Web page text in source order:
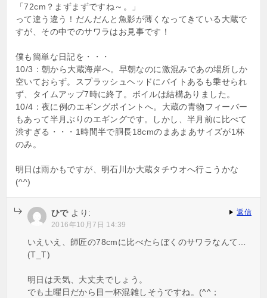
「72cm？まずまずですね～。」
って違う違う！だんだんと魚影が薄くなってきている大蔵で
すが、その中でのサワラはお見事です！
僕も簡単な日記を・・・
10/3：朝から大蔵海岸へ。早朝なのに激混みであの場所しか
空いておらず。スプラッシュヘッドにバイトあるも乗せられ
ず、タイムアップ7時に終了。ボイルは結構ありました。
10/4：夜に例のエギングポイントへ。大蔵の青物フィーバー
もあって半月ぶりのエギングです。しかし、半月前に比べて
渋すぎる・・・1時間半で胴長18cmのまあまあサイズが1杯
のみ。
明日は雨かもですが、明石川か大蔵タチウオへ行こうかな
(^^)
ひで より:
2016年10月7日 14:39
いえいえ、師匠の78cmに比べたらぼくのサワラなんて…
(T_T)
明日は天気、大丈夫でしょう。
でも土曜日だから目一杯混雑しそうですね。(^^；
返信